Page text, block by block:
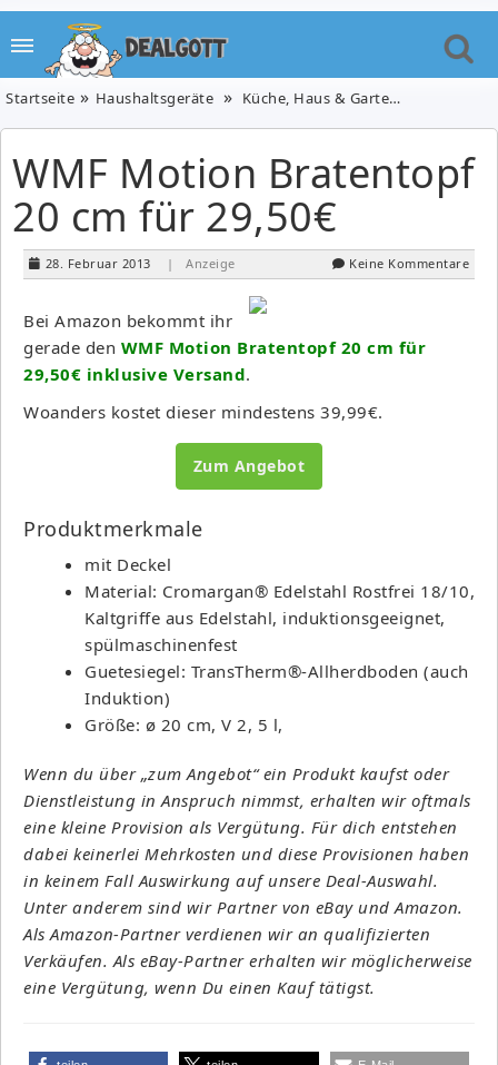
Startseite Haushaltsgeräte Küche, Haus & Garten
WMF Motion Bratentopf
20 cm für 29,50€
28. Februar 2013 | Anzeige Keine Kommentare
Bei Amazon bekommt ihr
gerade den WMF Motion Bratentopf 20 cm für
29,50€ inklusive Versand.
Woanders kostet dieser mindestens 39,99€.
Zum Angebot
Produktmerkmale
mit Deckel
Material: Cromargan® Edelstahl Rostfrei 18/10,
Kaltgriffe aus Edelstahl, induktionsgeeignet,
spülmaschinenfest
Guetesiegel: TransTherm®-Allherdboden (auch
Induktion)
Größe: ø 20 cm, V 2, 5 l,
Wenn du über „zum Angebot“ ein Produkt kaufst oder
Dienstleistung in Anspruch nimmst, erhalten wir oftmals
eine kleine Provision als Vergütung. Für dich entstehen
dabei keinerlei Mehrkosten und diese Provisionen haben
in keinem Fall Auswirkung auf unsere Deal-Auswahl.
Unter anderem sind wir Partner von eBay und Amazon.
Als Amazon-Partner verdienen wir an qualifizierten
Verkäufen. Als eBay-Partner erhalten wir möglicherweise
eine Vergütung, wenn Du einen Kauf tätigst.